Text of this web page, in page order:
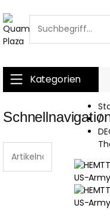
Kategorien
/